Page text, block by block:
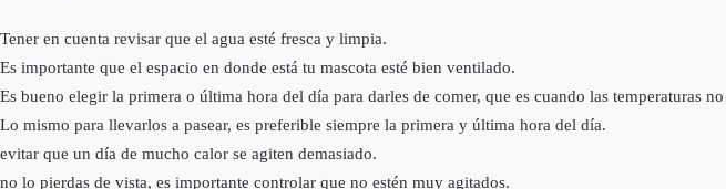
Tener en cuenta revisar que el agua esté fresca y limpia.
Es importante que el espacio en donde está tu mascota esté bien ventilado.
Es bueno elegir la primera o última hora del día para darles de comer, que es cuando las temperaturas no
Lo mismo para llevarlos a pasear, es preferible siempre la primera y última hora del día.
evitar que un día de mucho calor se agiten demasiado.
no lo pierdas de vista, es importante controlar que no estén muy agitados.